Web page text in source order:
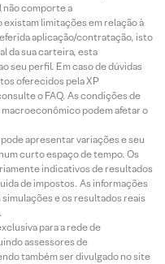
não comporte a
limitações em relação à
aplicação/contratação, isto
da sua carteira, esta
seu perfil. Em caso de dúvidas
oferecidos pela XP
o FAQ. As condições de
podem afetar o
apresentar variações e seu
curto espaço de tempo. Os
indicativos de resultados
de impostos. As informações
e os resultados reais
para a rede de
assessores de
também ser divulgado no site